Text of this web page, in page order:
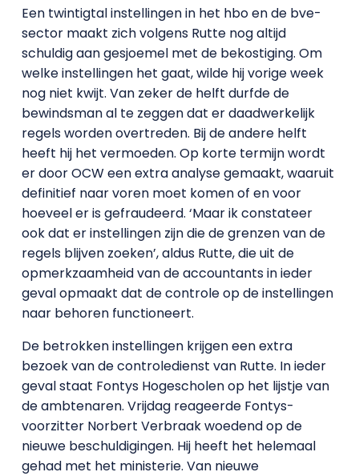
Een twintigtal instellingen in het hbo en de bve-
sector maakt zich volgens Rutte nog altijd
schuldig aan gesjoemel met de bekostiging. Om
welke instellingen het gaat, wilde hij vorige week
nog niet kwijt. Van zeker de helft durfde de
bewindsman al te zeggen dat er daadwerkelijk
regels worden overtreden. Bij de andere helft
heeft hij het vermoeden. Op korte termijn wordt
er door OCW een extra analyse gemaakt, waaruit
definitief naar voren moet komen of en voor
hoeveel er is gefraudeerd. ‘Maar ik constateer
ook dat er instellingen zijn die de grenzen van de
regels blijven zoeken’, aldus Rutte, die uit de
opmerkzaamheid van de accountants in ieder
geval opmaakt dat de controle op de instellingen
naar behoren functioneert.
De betrokken instellingen krijgen een extra
bezoek van de controledienst van Rutte. In ieder
geval staat Fontys Hogescholen op het lijstje van
de ambtenaren. Vrijdag reageerde Fontys-
voorzitter Norbert Verbraak woedend op de
nieuwe beschuldigingen. Hij heeft het helemaal
gehad met het ministerie. Van nieuwe